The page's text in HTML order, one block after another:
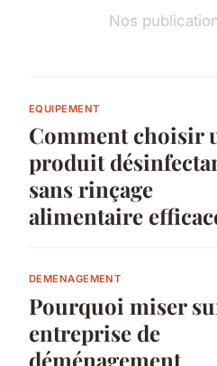
Nos
EQUIPEMENT
Comment choisir
produit
sans rinçage
alimentaire
DEMENAGEMENT
Pourquoi miser
entreprise de
déménagement